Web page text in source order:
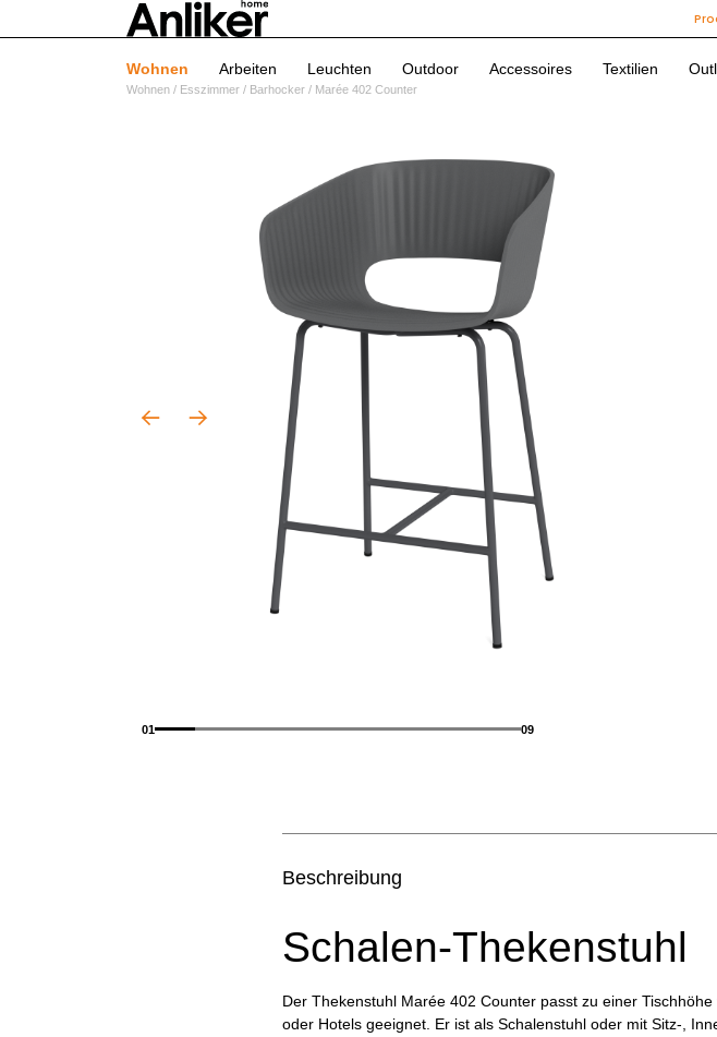
Wohnen Arbeiten Leuchten Outdoor Accessoires Textilien
Wohnen / Esszimmer / Barhocker / Marée 402 Counter
01 09
Beschreibung
Schalen-Thekenstuhl
Der Thekenstuhl Marée 402 Counter passt zu einer
oder Hotels geeignet. Er ist als Schalenstuhl oder mit Sitz-,